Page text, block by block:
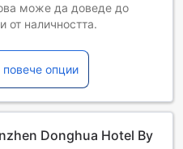
може да доведе до
от наличността.
наличните легла.
се считат за възрастни
легла зависи от
информация вижте
5 стаи е възможно да се
опции
Donghua Hotel By